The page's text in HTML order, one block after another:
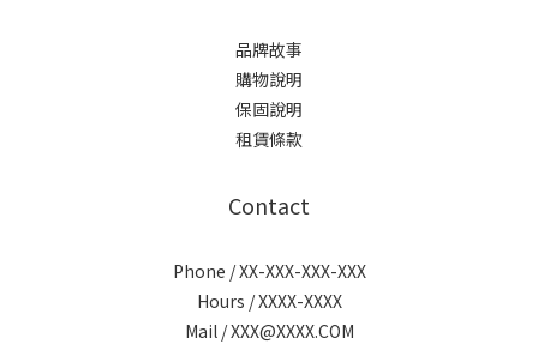
品牌故事
購物說明
保固說明
租賃條款
Contact
Phone / XX-XXX-XXX-XXX
Hours / XXXX-XXXX
Mail / XXX@XXXX.COM